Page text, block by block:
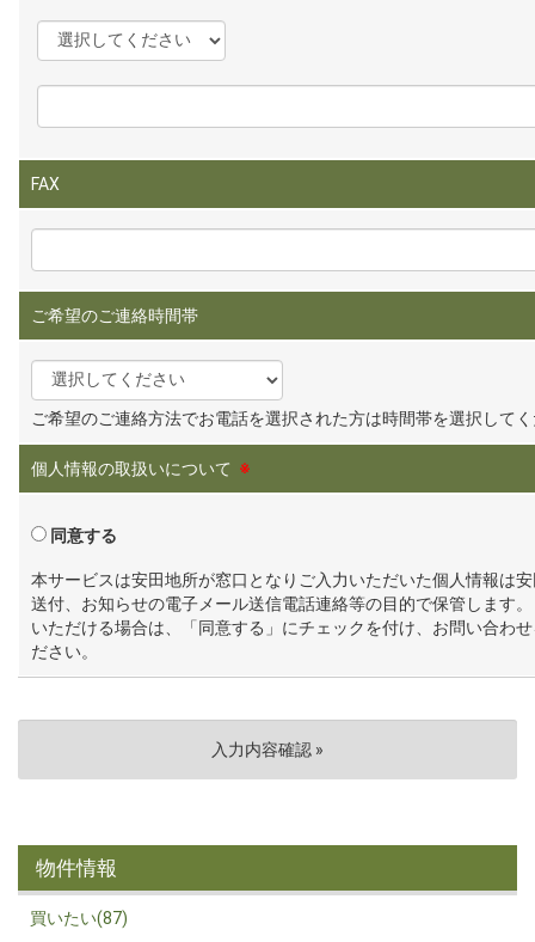
FAX
ご希望のご連絡時間帯
ご希望のご連絡方法でお電話を選択された方は時間帯を選択して
個人情報の取扱いについて ※
同意する
本サービスは安田地所が窓口となりご入力いただいた個人情報は
送付、お知らせの電子メール送信電話連絡等の目的で保管します
いただける場合は、「同意する」にチェックを付け、お問い合わ
ださい。
物件情報
買いたい(87)